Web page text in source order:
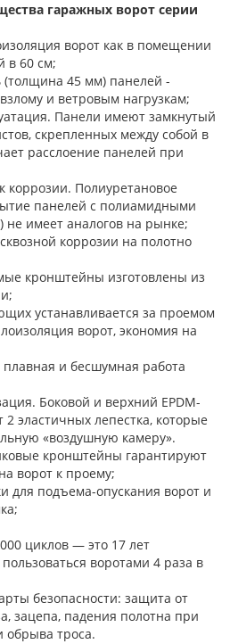
гаражных ворот серии
ворот как в помещении
в 60 см;
(толщина 45 мм) панелей -
и ветровым нагрузкам;
Панели имеют замкнутый
скрепленных между собой в
расслоение панелей при
коррозии. Полиуретановое
панелей с полиамидными
имеет аналогов на рынке;
коррозии на полотно
кронштейны изготовлены из
устанавливается за проемом
ворот, экономия на
и бесшумная работа
Боковой и верхний EPDM-
эластичных лепестка, которые
«воздушную камеру».
кронштейны гарантируют
ворот к проему;
для подъема-опускания ворот и
замка;
циклов — это 17 лет
воротами 4 раза в
безопасности: защита от
зацепа, падения полотна при
обрыва троса.